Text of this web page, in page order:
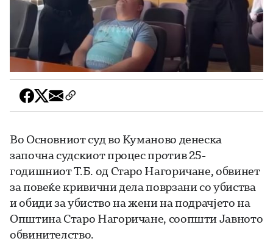
Во Основниот суд во Куманово денеска
започна судскиот процес против 25-
годишниот Т.Б. од Старо Нагоричане, обвинет
за повеќе кривични дела поврзани со убиства
и обиди за убиство на жени на подрачјето на
Општина Старо Нагоричане, соопшти Јавното
обвинителство.